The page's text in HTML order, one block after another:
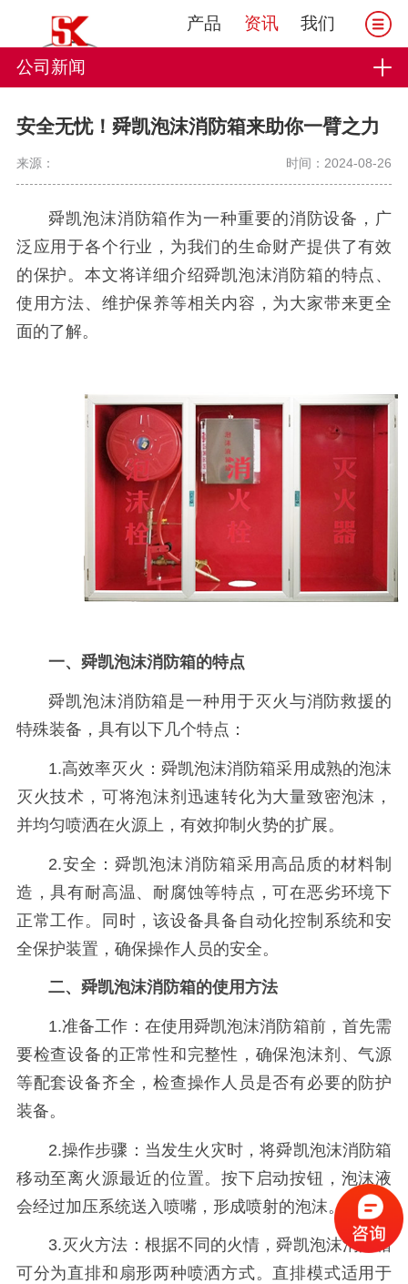
产品 资讯 我们
公司新闻
安全无忧！舜凯泡沫消防箱来助你一臂之力
来源： 时间：2024-08-26
舜凯泡沫消防箱作为一种重要的消防设备，广
泛应用于各个行业，为我们的生命财产提供了有效
的保护。本文将详细介绍舜凯泡沫消防箱的特点、
使用方法、维护保养等相关内容，为大家带来更全
面的了解。
一、舜凯泡沫消防箱的特点
舜凯泡沫消防箱是一种用于灭火与消防救援的
特殊装备，具有以下几个特点：
1.高效率灭火：舜凯泡沫消防箱采用成熟的泡沫
灭火技术，可将泡沫剂迅速转化为大量致密泡沫，
并均匀喷洒在火源上，有效抑制火势的扩展。
2.安全：舜凯泡沫消防箱采用高品质的材料制
造，具有耐高温、耐腐蚀等特点，可在恶劣环境下
正常工作。同时，该设备具备自动化控制系统和安
全保护装置，确保操作人员的安全。
二、舜凯泡沫消防箱的使用方法
1.准备工作：在使用舜凯泡沫消防箱前，首先需
要检查设备的正常性和完整性，确保泡沫剂、气源
等配套设备齐全，检查操作人员是否有必要的防护
装备。
2.操作步骤：当发生火灾时，将舜凯泡沫消防箱
移动至离火源最近的位置。按下启动按钮，泡沫液
会经过加压系统送入喷嘴，形成喷射的泡沫。
3.灭火方法：根据不同的火情，舜凯泡沫消防箱
可分为直排和扇形两种喷洒方式。直排模式适用于